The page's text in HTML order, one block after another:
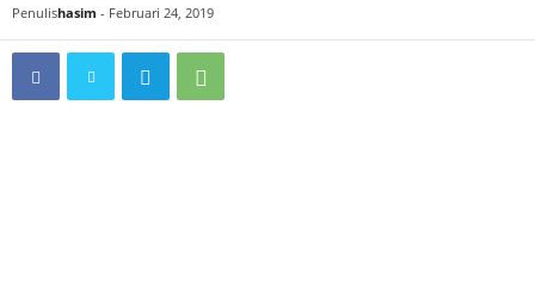
Penulishasim - Februari 24, 2019